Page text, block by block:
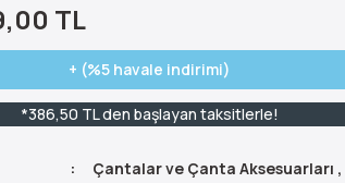
TL
+ (%5 havale indirimi)
*386,50 TL den başlayan taksitlerle!
Çantalar ve Çanta Aksesuarları ,